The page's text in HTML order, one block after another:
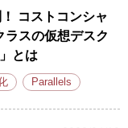
コストコンシャ
ラスの仮想デスク
とは
Parallels